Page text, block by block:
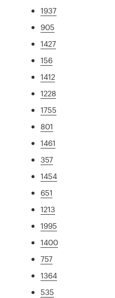
1937
905
1427
156
1412
1228
1755
801
1461
357
1454
651
1213
1995
1400
757
1364
535